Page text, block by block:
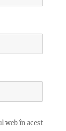
web în acest